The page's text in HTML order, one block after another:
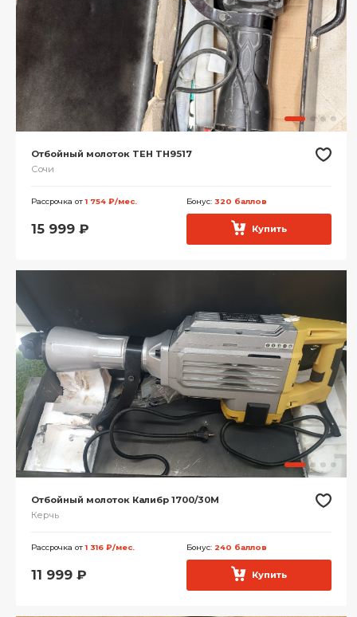
Отбойный молоток TEH TH9517
Сочи
Рассрочка от1 754 ₽/мес. Бонус: 320 баллов
15 999 ₽ Купить
Отбойный молоток Калибр 1700/30М
Керчь
Рассрочка от1 316 ₽/мес. Бонус: 240 баллов
11 999 ₽ Купить